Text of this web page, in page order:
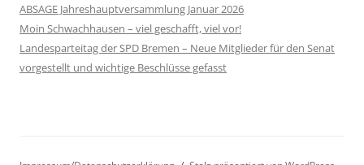
ABSAGE Jahreshauptversammlung Januar 2026
Moin Schwachhausen – viel geschafft, viel vor!
Landesparteitag der SPD Bremen – Neue Mitglieder für den Senat
vorgestellt und wichtige Beschlüsse gefasst